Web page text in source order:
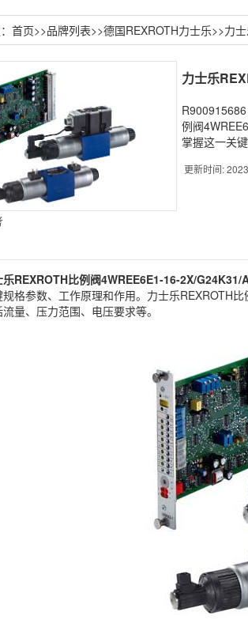
首页>>品牌列表>>德国REXROTH力士乐>>力
力士乐
例阀
掌握这一关
更新时间:
乐REXROTH比例阀4WREE6E1-16-2X/G24K31/
格参数、工作原理和作用。力士乐REXROTH
量、压力范围、电压要求等。